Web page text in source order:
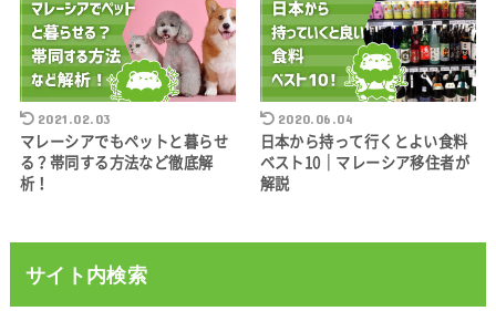
2021.02.03
マレーシアでもペットと暮らせ
る？帯同する方法など徹底解
析！
2020.06.04
日本から持って行くとよい食料
ベスト10｜マレーシア移住者が
解説
サイト内検索